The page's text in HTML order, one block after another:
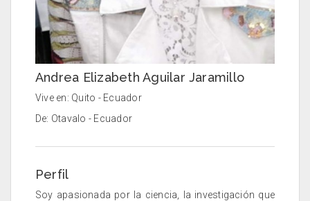
Andrea Elizabeth Aguilar Jaramillo
Vive en: Quito - Ecuador
De: Otavalo - Ecuador
Perfil
Soy apasionada por la ciencia, la investigación que